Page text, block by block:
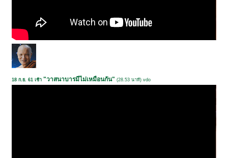
18 ก.ย. 61 เช้า "วาสนาบารมีไม่เหมือนกัน" (28.53 นาที) vdo